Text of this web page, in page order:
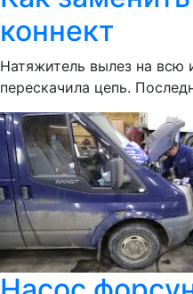
коннект
Натяжитель вылез на всю
перескачила цепь.